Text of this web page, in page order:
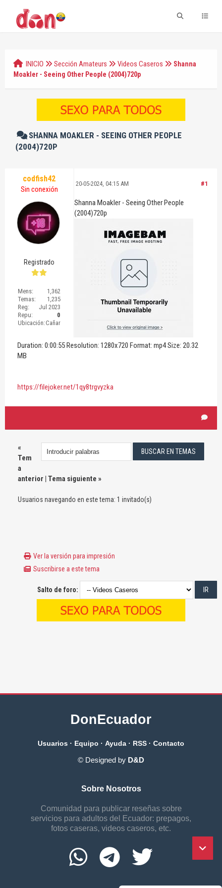
INICIO Sección Amateurs Videos Caseros
Shanna
Moakler - Seeing Other People (2004)720p
SHANNA MOAKLER - SEEING OTHER PEOPLE
(2004)720P
codfish42
Sin conexión
Registrado
Mens:
1,362
Temas:
1,235
Reg:
Jul 2023
Repu:
0
Ubicación:Cañar
#1
20-05-2024, 04:15 AM
Shanna Moakler - Seeing Other People
(2004)720p
Duration: 0:00:55 Resolution: 1280x720 Format: mp4 Size: 20.32
MB
https://filejoker.net/1qy8trgvyzka
«
Tem
a
anterior | Tema siguiente »
Usuarios navegando en este tema: 1 invitado(s)
Ver la versión para impresión
Suscribirse a este tema
Salto de foro:
DonEcuador
Usuarios · Equipo · Ayuda · RSS · Contacto
© Designed by D&D
Sobre Nosotros
Comunidad para publicar reseñas sobre
servicios para adultos del Ecuador: prepagos,
fotos caseras, videos caseros, etc.